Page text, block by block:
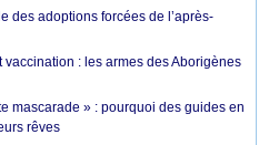
des adoptions forcées de l’après-
: les armes des Aborigènes
mascarade » : pourquoi des guides en
rêves